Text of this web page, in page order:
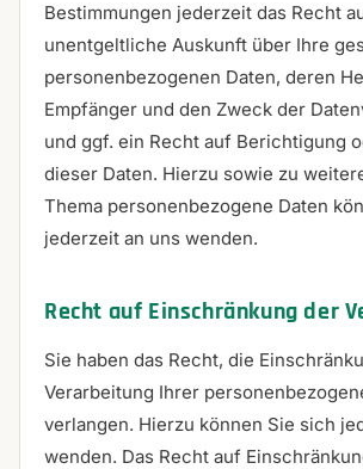
Bestimmungen jederzeit das Recht
unentgeltliche Auskunft über Ihre
personenbezogenen Daten, deren
Empfänger und den Zweck der
und ggf. ein Recht auf Berichtigung
dieser Daten. Hierzu sowie zu
Thema personenbezogene Daten
jederzeit an uns wenden.
Recht auf Einschränkung der
Sie haben das Recht, die
Verarbeitung Ihrer
verlangen. Hierzu können Sie sich
wenden. Das Recht auf